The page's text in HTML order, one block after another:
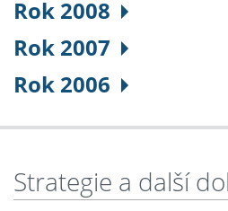
Rok 2008
Rok 2007
Rok 2006
Strategie a další